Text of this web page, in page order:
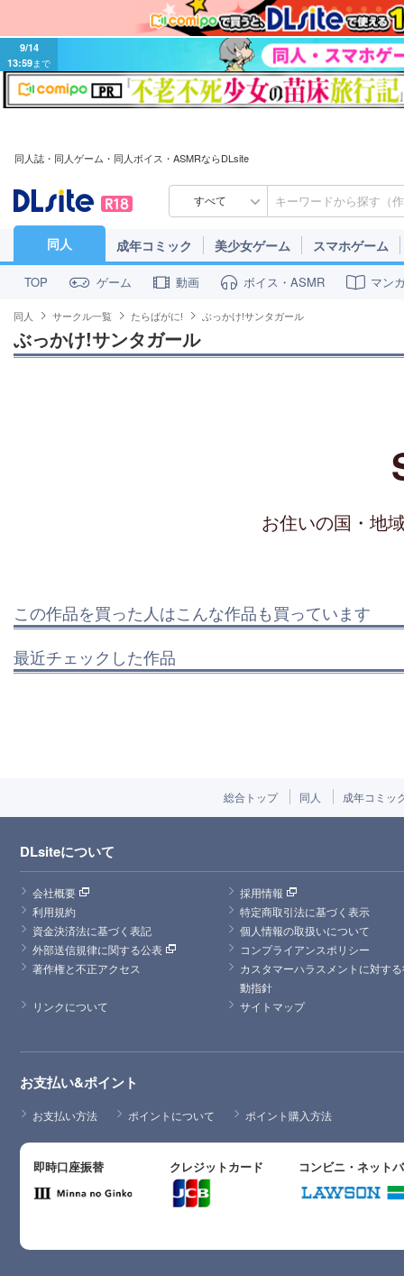
9/14
13:59まで
同人誌・同人ゲーム・同人ボイス・ASMRならDLsite
すべて
同人 成年コミック 美少女ゲーム スマホゲーム
TOP ゲーム 動画 ボイス・ASMR マン
同人 サークル一覧 たらばがに! ぶっかけ!サンタガール
ぶっかけ!サンタガール
お住いの国・地
この作品を買った人はこんな作品も買っています
最近チェックした作品
総合トップ 同人 成年コミッ
DLsiteについて
会社概要
採用情報
利用規約
特定商取引法に基づく表示
資金決済法に基づく表記
個人情報の取扱いについて
外部送信規律に関する公表
コンプライアンスポリシー
著作権と不正アクセス
カスタマーハラスメントに対す
動指針
リンクについて
サイトマップ
お支払い&ポイント
お支払い方法 ポイントについて ポイント購入方法
即時口座振替 クレジットカード コンビニ・ネット